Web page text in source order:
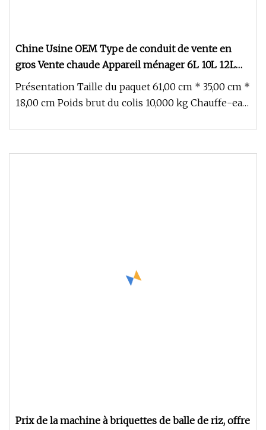
Chine Usine OEM Type de conduit de vente en
gros Vente chaude Appareil ménager 6L 10L 12L
16L 20L Chauffe-eau instantané sans réservoir au
gaz naturel GPL pour douche Approbation CE.
Présentation Taille du paquet 61,00 cm * 35,00 cm *
18,00 cm Poids brut du colis 10,000 kg Chauffe-eau
Prix ​​de la machine à briquettes de balle de riz, offre